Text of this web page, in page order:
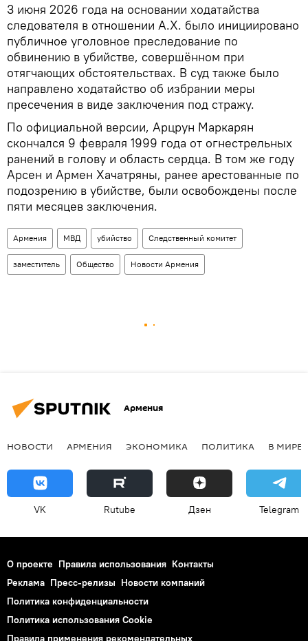
3 июня 2026 года на основании ходатайства
следователя в отношении А.Х. было инициировано
публичное уголовное преследование по
обвинению в убийстве, совершённом при
отягчающих обстоятельствах. В суд также было
направлено ходатайство об избрании меры
пресечения в виде заключения под стражу.
По официальной версии, Арцрун Маркарян
скончался 9 февраля 1999 года от огнестрельных
ранений в голову и область сердца. В том же году
Арсен и Армен Хачатряны, ранее арестованные по
подозрению в убийстве, были освобождены после
пяти месяцев заключения.
Армения МВД убийство Следственный комитет
заместитель Общество Новости Армения
Армения
НОВОСТИ АРМЕНИЯ ЭКОНОМИКА ПОЛИТИКА В МИРЕ
VK Rutube Дзен Telegram
О проекте Правила использования Контакты
Реклама Пресс-релизы Новости компаний
Политика конфиденциальности
Политика использования Cookie
Правила применения рекомендательных